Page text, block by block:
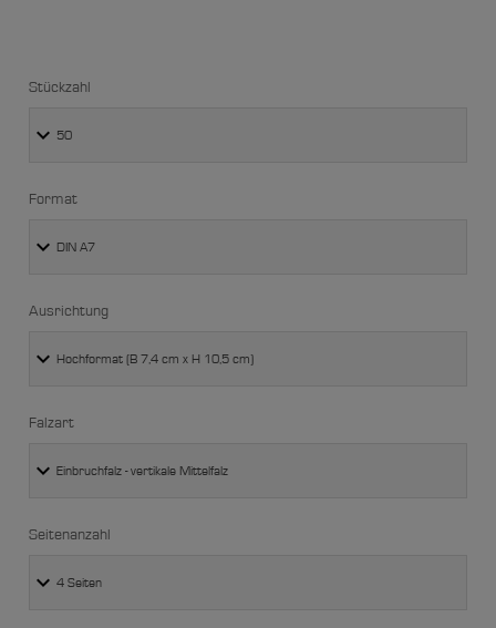
Stückzahl
Format
Ausrichtung
Falzart
Seitenanzahl